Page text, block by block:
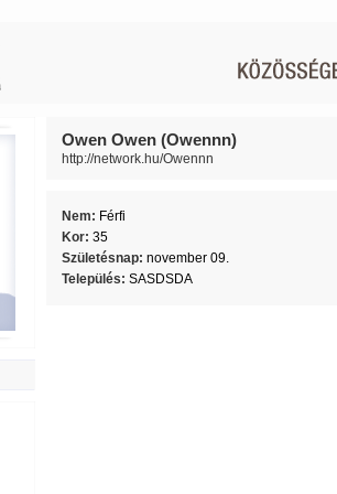
Owen Owen (Owennn)
http://network.hu/Owennn
Nem: Férfi
Kor: 35
Születésnap: november 09.
Település: SASDSDA